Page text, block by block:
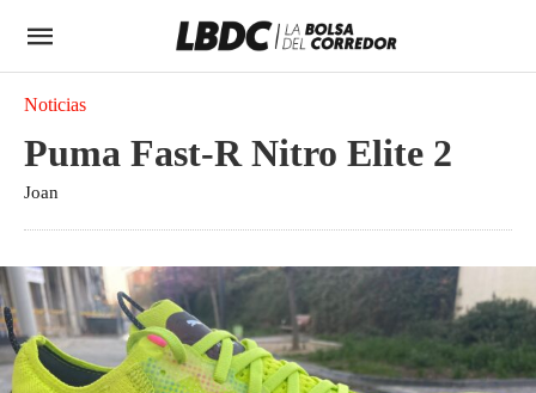
Noticias
Puma Fast-R Nitro Elite 2
Joan